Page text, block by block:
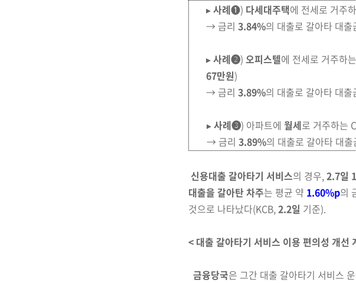
▸사례➊) 다세대주택에 전세로 거주
→ 금리 3.84%의 대출로 갈아타 대출
▸사례➋) 오피스텔에 전세로 거주하
67만원)
→ 금리3.89%의 대출로 갈아타 대
▸사례➌) 아파트에 월세로 거주하는
→ 금리 3.89%의 대출로 갈아타 대출
신용대출 갈아타기 서비스의 경우,2.7일
대출을 갈아탄 차주는 평균 약 1.60%p의
것으로 나타났다(KCB,2.2일 기준).
< 대출 갈아타기 서비스 이용 편의성 개선
금융당국은 그간 대출 갈아타기 서비스